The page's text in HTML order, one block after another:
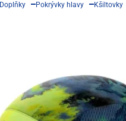
Doplňky Pokrývky hlavy Kšiltovky